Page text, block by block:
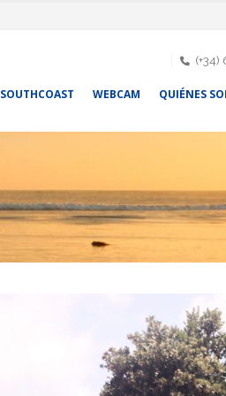
(+34)
SOUTHCOAST WEBCAM QUIÉNES
Empezamos con
campamentos de
Septiembre-
29/07/2026